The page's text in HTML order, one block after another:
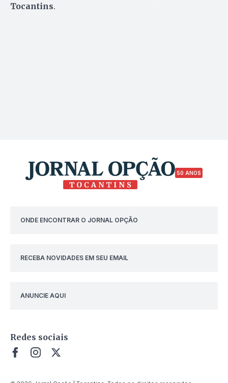
Tocantins.
50 ANOS
ONDE ENCONTRAR O JORNAL OPÇÃO
RECEBA NOVIDADES EM SEU EMAIL
ANUNCIE AQUI
Redes sociais